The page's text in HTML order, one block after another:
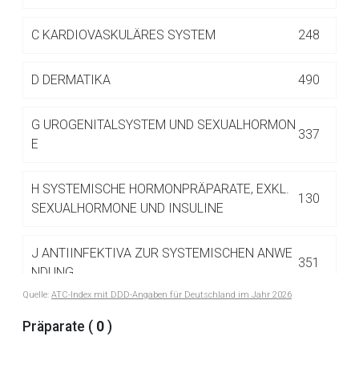
C KARDIOVASKULÄRES SYSTEM 248
D DERMATIKA 490
G UROGENITALSYSTEM UND SEXUALHORMON
E
337
H SYSTEMISCHE HORMONPRÄPARATE, EXKL.
SEXUALHORMONE UND INSULINE
130
J ANTIINFEKTIVA ZUR SYSTEMISCHEN ANWE
NDUNG
351
ANTINEOPLASTISCHE UND IMMUNMODULIE
RENDE MITTEL
Quelle: ATC-Index mit DDD-Angaben für Deutschland im Jahr 2026
Präparate ( 0 )
Datenschutzbestimmungen.
Zur Seite